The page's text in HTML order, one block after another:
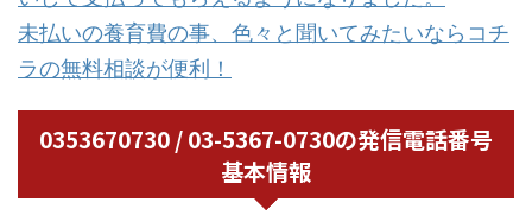
未払いの養育費の事、色々と聞いてみたいならコチ
ラの無料相談が便利！
0353670730 / 03-5367-0730の発信電話番号
基本情報